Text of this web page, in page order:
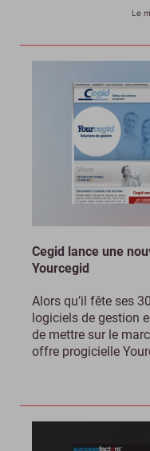
Le
Cegid lance une
Yourcegid
Alors qu’il fête ses
logiciels de gestion
de mettre sur le
offre progicielle